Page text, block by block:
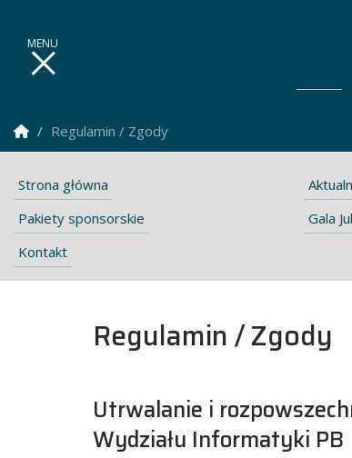
Strona Główna
Regulamin / Zgody
Strona główna
Pakiety sponsorskie
Gala
Kontakt
Regulamin / Zgody
Utrwalanie i
Wydziału Informatyki PB